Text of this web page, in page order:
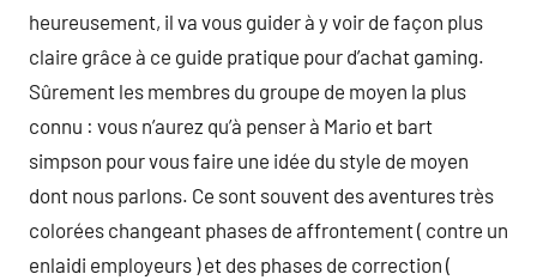
heureusement, il va vous guider à y voir de façon plus
claire grâce à ce guide pratique pour d’achat gaming.
Sûrement les membres du groupe de moyen la plus
connu : vous n’aurez qu’à penser à Mario et bart
simpson pour vous faire une idée du style de moyen
dont nous parlons. Ce sont souvent des aventures très
colorées changeant phases de affrontement ( contre un
enlaidi employeurs ) et des phases de correction (